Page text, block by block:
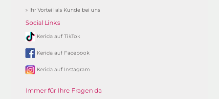
» Ihr Vorteil als Kunde bei uns
Social Links
Kerida auf TikTok
Kerida auf Facebook
Kerida auf Instagram
Immer für Ihre Fragen da